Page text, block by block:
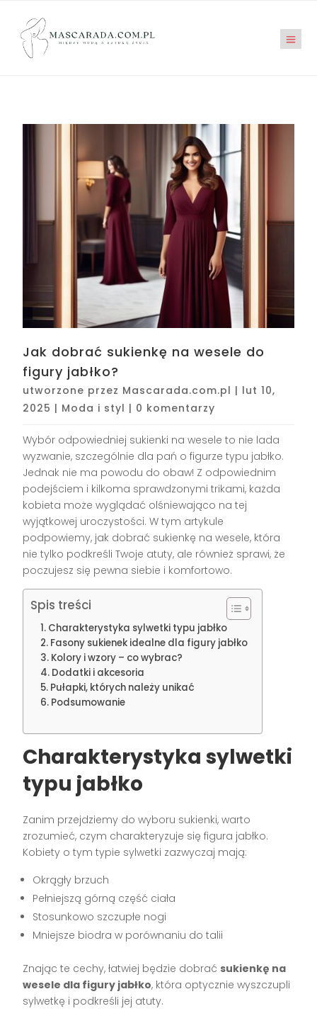
Jak dobrać sukienkę na wesele do
figury jabłko?
utworzone przez Mascarada.com.pl | lut 10,
2025 | Moda i styl | 0 komentarzy
Wybór odpowiedniej sukienki na wesele to nie lada
wyzwanie, szczególnie dla pań o figurze typu jabłko.
Jednak nie ma powodu do obaw! Z odpowiednim
podejściem i kilkoma sprawdzonymi trikami, każda
kobieta może wyglądać olśniewająco na tej
wyjątkowej uroczystości. W tym artykule
podpowiemy, jak dobrać sukienkę na wesele, która
nie tylko podkreśli Twoje atuty, ale również sprawi, że
poczujesz się pewna siebie i komfortowo.
Spis treści
Charakterystyka sylwetki typu jabłko
Fasony sukienek idealne dla figury jabłko
Kolory i wzory – co wybrac?
Dodatki i akcesoria
Pułapki, których należy unikać
Podsumowanie
Charakterystyka sylwetki
typu jabłko
Zanim przejdziemy do wyboru sukienki, warto
zrozumieć, czym charakteryzuje się figura jabłko.
Kobiety o tym typie sylwetki zazwyczaj mają:
Okrągły brzuch
Pełniejszą górną część ciała
Stosunkowo szczupłe nogi
Mniejsze biodra w porównaniu do talii
Znając te cechy, łatwiej będzie dobrać sukienkę na
wesele dla figury jabłko, która optycznie wyszczupli
sylwetkę i podkreśli jej atuty.